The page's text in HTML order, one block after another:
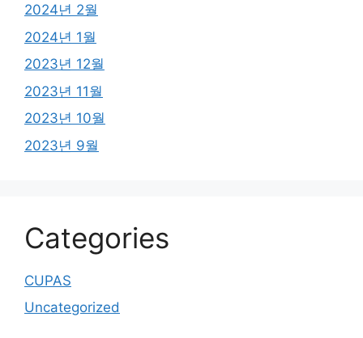
2024년 2월
2024년 1월
2023년 12월
2023년 11월
2023년 10월
2023년 9월
Categories
CUPAS
Uncategorized